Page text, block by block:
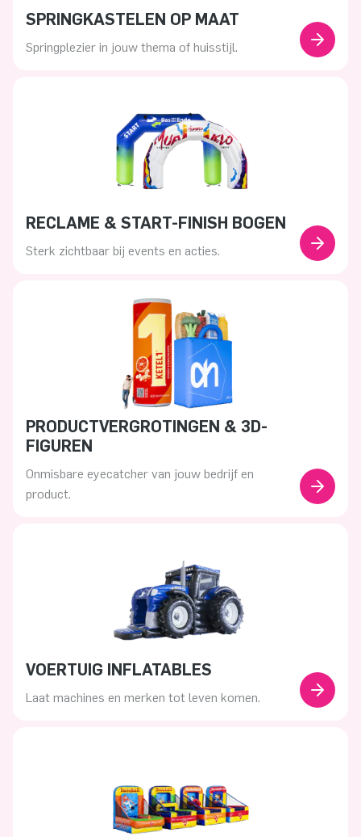
SPRINGKASTELEN OP MAAT
Springplezier in jouw thema of huisstijl.
RECLAME & START-FINISH BOGEN
Sterk zichtbaar bij events en acties.
PRODUCTVERGROTINGEN & 3D-
FIGUREN
Onmisbare eyecatcher van jouw bedrijf en
product.
VOERTUIG INFLATABLES
Laat machines en merken tot leven komen.